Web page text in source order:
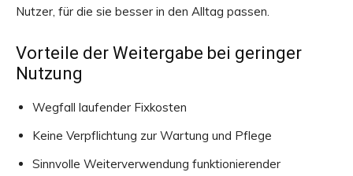
Nutzer, für die sie besser in den Alltag passen.
Vorteile der Weitergabe bei geringer
Nutzung
Wegfall laufender Fixkosten
Keine Verpflichtung zur Wartung und Pflege
Sinnvolle Weiterverwendung funktionierender